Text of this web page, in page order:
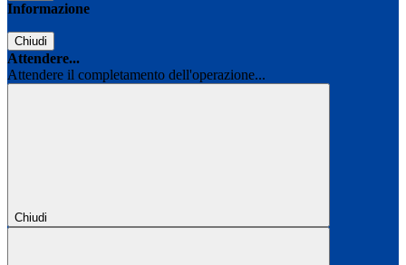
Informazione
Chiudi
Attendere...
Attendere il completamento dell'operazione...
Chiudi